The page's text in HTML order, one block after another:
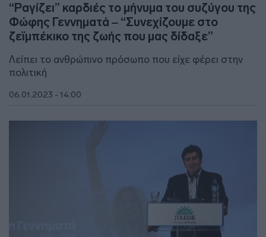
“Ραγίζει” καρδιές το μήνυμα του συζύγου της
Φώφης Γεννηματά – “Συνεχίζουμε στο
ζεϊμπέκικο της ζωής που μας δίδαξε”
Λείπει το ανθρώπινο πρόσωπο που είχε φέρει στην
πολιτική
06.01.2023 - 14:00